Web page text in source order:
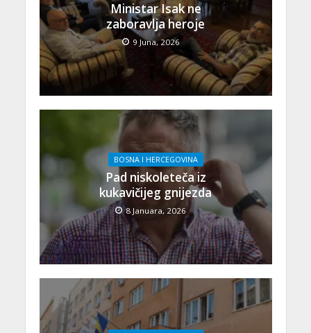
Ministar Isak ne
zaboravlja heroje
9 Juna, 2026
BOSNA I HERCEGOVINA
Pad niskoleteča iz
kukavičijeg gnijezda
8 Januara, 2026